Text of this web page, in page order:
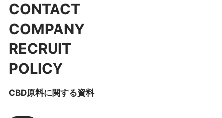
CONTACT
COMPANY
RECRUIT
POLICY
CBD原料に関する資料